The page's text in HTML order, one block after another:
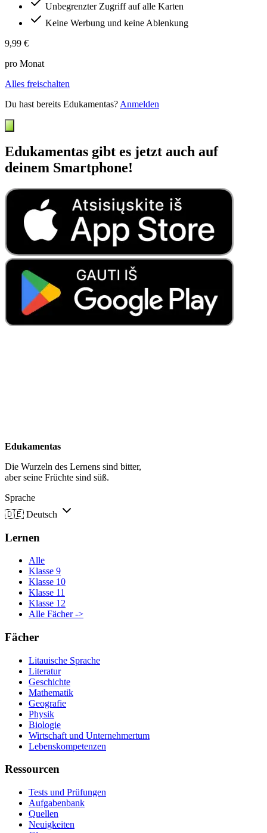
Unbegrenzter Zugriff auf alle Karten
Keine Werbung und keine Ablenkung
9,99 €
pro Monat
Alles freischalten
Du hast bereits Edukamentas? Anmelden
Edukamentas gibt es jetzt auch auf
deinem Smartphone!
Edukamentas
Die Wurzeln des Lernens sind bitter,
aber seine Früchte sind süß.
Sprache
🇩🇪 Deutsch
Lernen
Alle
Klasse 9
Klasse 10
Klasse 11
Klasse 12
Alle Fächer ->
Fächer
Litauische Sprache
Literatur
Geschichte
Mathematik
Geografie
Physik
Biologie
Wirtschaft und Unternehmertum
Lebenskompetenzen
Ressourcen
Tests und Prüfungen
Aufgabenbank
Quellen
Neuigkeiten